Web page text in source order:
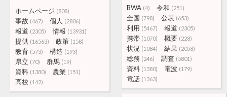
ホームページ (808)
事故 (467) 個人 (2806)
報道 (2305) 情報 (13931)
提供 (16563) 政策 (158)
教育 (573) 構造 (193)
県立 (70) 群馬 (19)
資料 (1380) 農業 (151)
高校 (142)
BWA (4) 令和 (251)
全国 (798) 公表 (653)
利用 (5467) 報道 (2305)
携帯 (1070) 概要 (228)
状況 (1084) 結果 (2058)
総務 (246) 調査 (5801)
資料 (1380) 電波 (179)
電話 (1363)